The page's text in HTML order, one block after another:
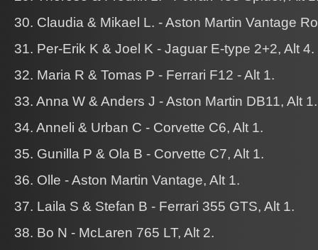
30. Claudia & Mikael L. - Aston Martin Vantage
31. Per-Erik K & Joel K - Jaguar E-type 2+2, Alt 4.
32. Maria R & Tomas P - Ferrari F12 - Alt 1.
33. Anna W & Anders J - Aston Martin DB11, Alt 1.
34. Anneli & Urban C - Corvette C6, Alt 1.
35. Gunilla P & Ola B - Corvette C7, Alt 1.
36. Olle - Aston Martin Vantage, Alt 1.
37. Laila S & Stefan B - Ferrari 355 GTS, Alt 1.
38. Bo N - McLaren 765 LT, Alt 2.